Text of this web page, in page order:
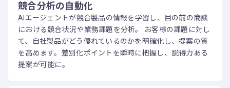
競合分析の自動化
AIエージェントが競合製品の情報を学習し、目の前の商談
における競合状況や業務課題を分析。 お客様の課題に対し
て、自社製品がどう優れているのかを明確化し、提案の質
を高めます。差別化ポイントを瞬時に把握し、説得力ある
提案が可能に。